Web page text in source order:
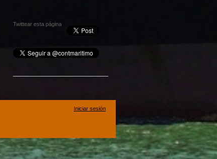
Twittear esta página
Iniciar sesión